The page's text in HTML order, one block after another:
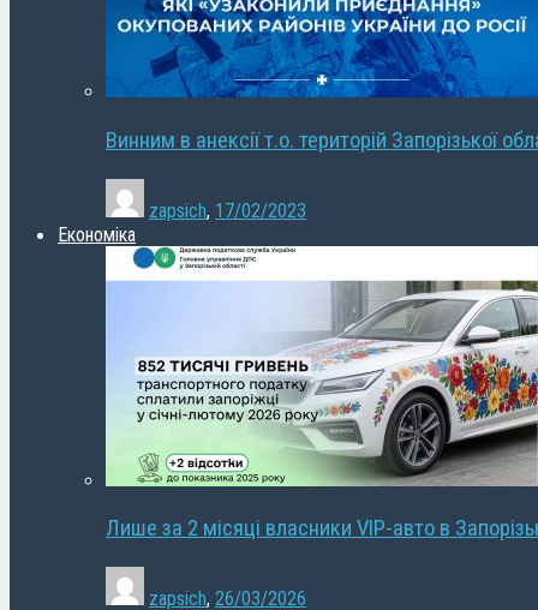
Винним в анексії т.о. територій Запорізької
zapsich, 17/02/2023
Економіка
Лише за 2 місяці власники VIP-авто в
zapsich, 26/03/2026